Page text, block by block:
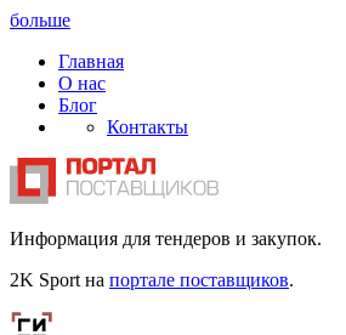
больше
Главная
О нас
Блог
Контакты
Информация для тендеров и закупок.
2K Sport на портале поставщиков.